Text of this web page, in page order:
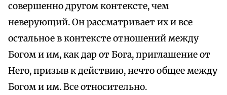
совершенно другом контексте, чем
неверующий. Он рассматривает их и все
остальное в контексте отношений между
Богом и им, как дар от Бога, приглашение от
Него, призыв к действию, нечто общее между
Богом и им. Все относительно.